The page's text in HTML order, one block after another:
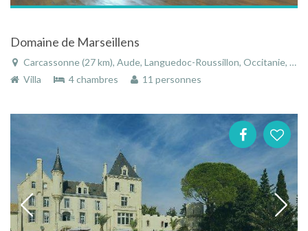
Domaine de Marseillens
Carcassonne (27 km), Aude, Languedoc-Roussillon, Occitanie, France
Villa
4 chambres 11 personnes